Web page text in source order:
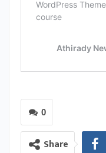
0
Share